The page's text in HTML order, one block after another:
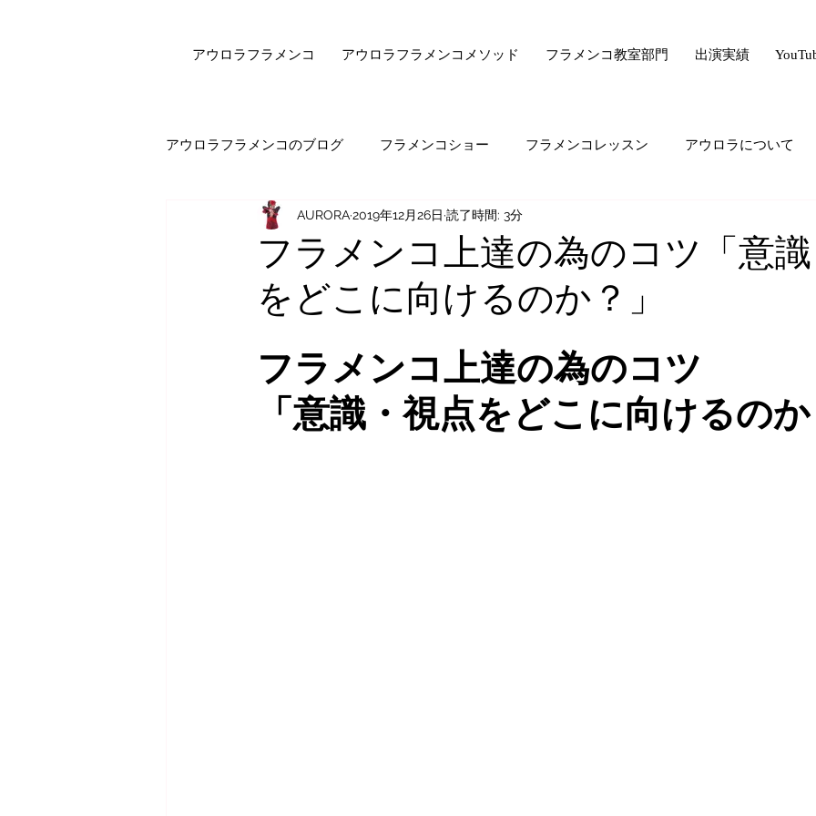
アウロラフラメンコ アウロラフラメンコメソッド フラメンコ教室部門 出演実績
アウロラフラメンコのブログ フラメンコショー フラメンコレッスン アウロラについて
健康・美容 フラメンコダンサー驚きの美容法シリーズ
オンラインレッスン エピソード・ゼロ・シリーズ フラメンコの悩み
セビジャーナスについて 先生の気持ち オススメすること 生徒さんの生の声
魅力的なフラメンコを踊るためには？？ フラメンコギター フラメンコ衣装 フラメ
フラメンコ上達の為のコツ「意
をどこに向けるのか？」
AURORA2019年12月26日 読了時間: 3分
フラメンコ上達の為のコツ
「意識・視点をどこに向けるのか